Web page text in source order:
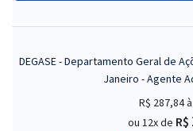
DEGASE - Departamento Geral de
Janeiro - Agente
R$ 287,84à
ou 12x de R$